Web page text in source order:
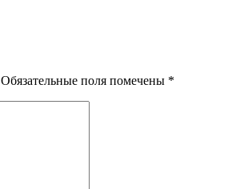
Обязательные поля помечены *